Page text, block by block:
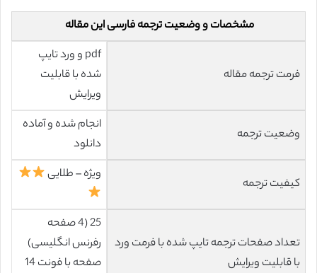
مشخصات و وضعیت ترجمه فارسی این مقاله
فرمت ترجمه مقاله
pdf و ورد تایپ
شده با قابلیت
ویرایش
وضعیت ترجمه
انجام شده و آماده
دانلود
کیفیت ترجمه
ویژه – طلایی
تعداد صفحات ترجمه تایپ شده با فرمت ورد
با قابلیت ویرایش
25 (4 صفحه
رفرنس انگلیسی)
صفحه با فونت 14